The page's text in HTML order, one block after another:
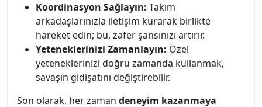
Koordinasyon Sağlayın: Takım
arkadaşlarınızla iletişim kurarak birlikte
hareket edin; bu, zafer şansınızı artırır.
Yeteneklerinizi Zamanlayın: Özel
yeteneklerinizi doğru zamanda kullanmak,
savaşın gidişatını değiştirebilir.
Son olarak, her zaman deneyim kazanmaya